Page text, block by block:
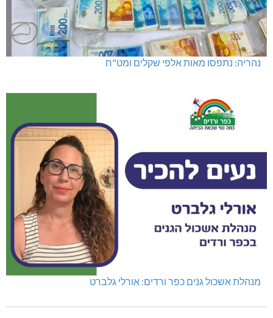
נהריה: נתפסו מאות אלפי שקלים ומט"ח
מנהלת אשכול גנים כפר ורדים: אורלי גלברט